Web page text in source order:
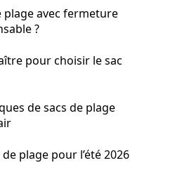
plage avec fermeture
?
pour choisir le sac
de sacs de plage
plage pour l’été 2026